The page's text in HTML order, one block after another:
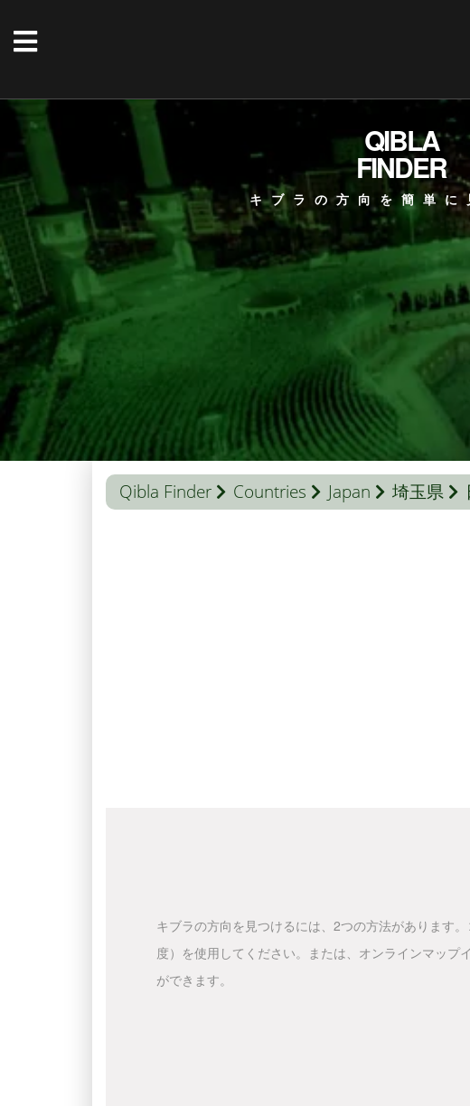
QIBLA
FINDER
キブラの方向を簡単
Qibla Finder Countries Japan 埼玉県
キブラの方向を見つけるには、2つの方法があります
度）を使用してください。または、オンラインマッ
ができます。